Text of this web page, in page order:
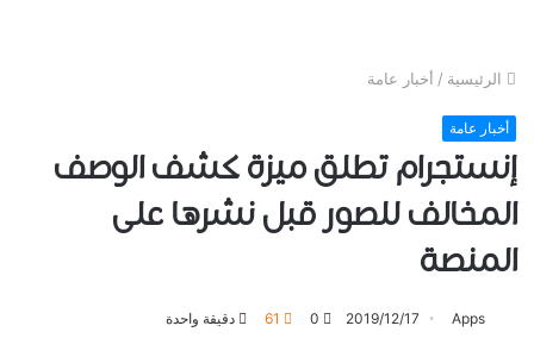
الرئيسية / أخبار عامة
أخبار عامة
ﺇﻧﺴﺘﺠﺮﺍﻡ ﺗﻄﻠﻖ ﻣﻴﺰﺓ ﻛﺸﻒ ﺍﻟﻮﺻﻒ
ﺍﻟﻤﺨﺎﻟﻒ ﻟﻠﺼﻮﺭ ﻗﺒﻞ ﻧﺸﺮﻫﺎ ﻋﻠﻰ
المنصة
Apps
2019/12/17
0
61 دقيقة واحدة